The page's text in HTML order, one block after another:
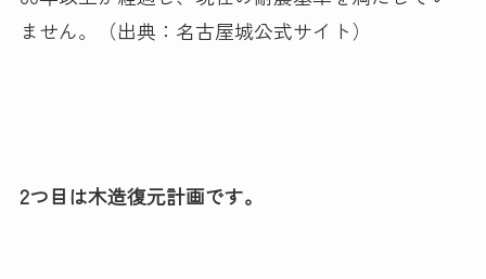
ません。（出典：名古屋城公式サイト）
2つ目は木造復元計画です。